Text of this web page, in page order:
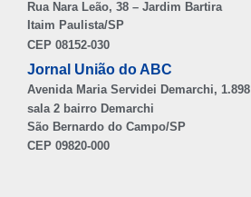
Rua Nara Leão, 38 – Jardim Bartira
Itaim Paulista/SP
CEP 08152-030
Jornal União do ABC
Avenida Maria Servidei Demarchi, 1.898
sala 2 bairro Demarchi
São Bernardo do Campo/SP
CEP 09820-000